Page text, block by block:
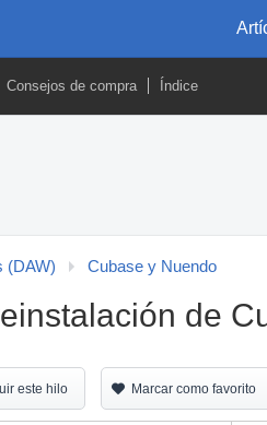
Consejos de compra Índice
(DAW) Cubase y Nuendo
de
este hilo Marcar como favorito